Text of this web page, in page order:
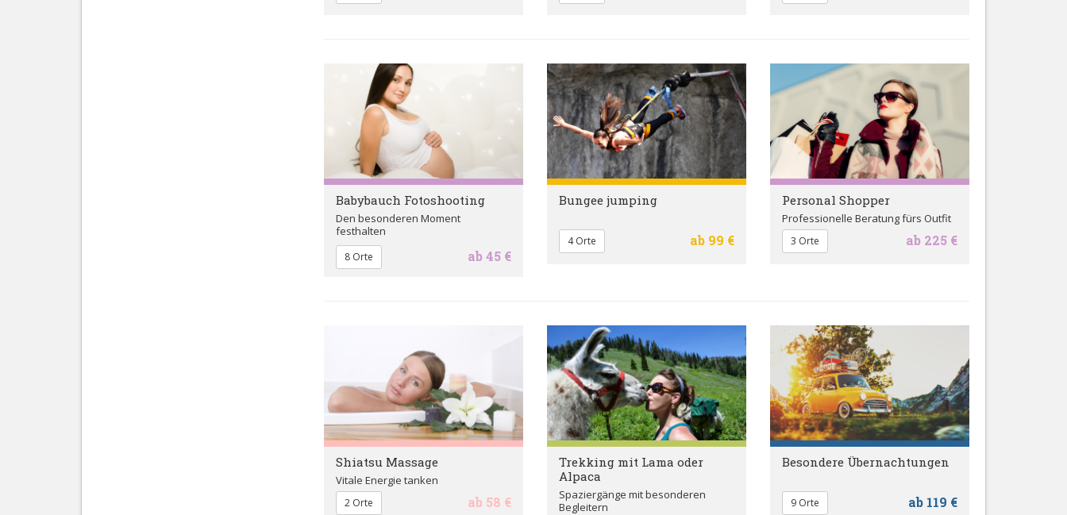
Babybauch Fotoshooting
Den besonderen Moment
festhalten
ab 45 €
8 Orte
Bungee jumping
ab 99 €
4 Orte
Personal Shopper
Professionelle Beratung fürs Outfit
ab 225 €
3 Orte
Shiatsu Massage
Vitale Energie tanken
ab 58 €
2 Orte
Trekking mit Lama oder
Alpaca
Spaziergänge mit besonderen
Begleitern
Besondere Übernachtungen
ab 119 €
9 Orte